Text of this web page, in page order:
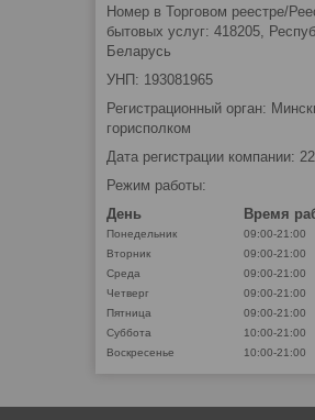
Номер в Торговом реестре/
бытовых услуг: 418205,
Беларусь
УНП: 193081965
Регистрационный орган:
горисполком
Дата регистрации компании:
Режим работы:
День
Время
Понедельник
09:00-21:00
Вторник
09:00-21:00
Среда
09:00-21:00
Четверг
09:00-21:00
Пятница
09:00-21:00
Суббота
10:00-21:00
Воскресенье
10:00-21:00